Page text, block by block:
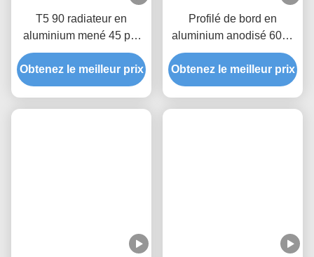
Produits Apparentés
aluminium mené 45 par
degrés de lumière de
aluminium anodisé 6063
Alloy 75*95mm pour